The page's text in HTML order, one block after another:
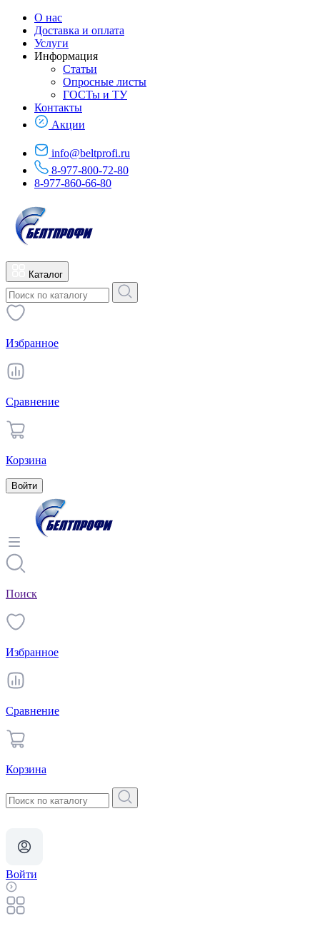
О нас
Доставка и оплата
Услуги
Информация
Статьи
Опросные листы
ГОСТы и ТУ
Контакты
Акции
info@beltprofi.ru
8-977-800-72-80
8-977-860-66-80
Каталог
Избранное
Сравнение
Корзина
Войти
Поиск
Избранное
Сравнение
Корзина
Войти